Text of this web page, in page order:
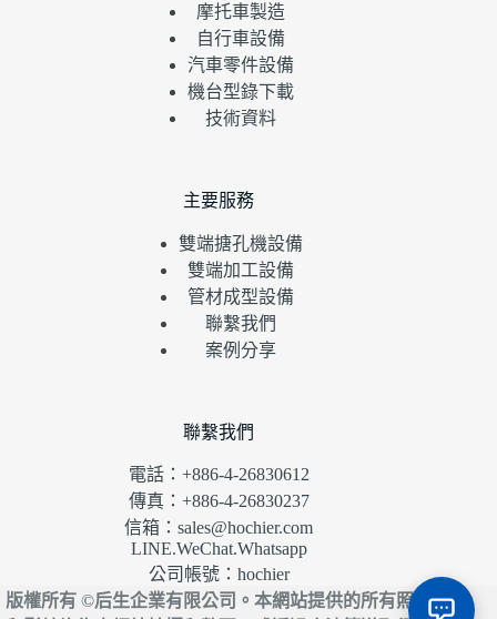
摩托車製造
自行車設備
汽車零件設備
機台型錄下載
技術資料
主要服務
雙端搪孔機設備
雙端加工設備
管材成型設備
聯繫我們
案例分享
聯繫我們
電話：+886-4-26830612
傳真：+886-4-26830237
信箱：sales@hochier.com
LINE.WeChat.Whatsapp
公司帳號：hochier
版權所有 ©后生企業有限公司。本網站提供的所有照片